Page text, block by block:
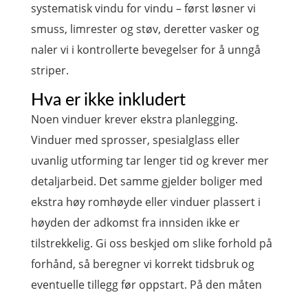
systematisk vindu for vindu – først løsner vi
smuss, limrester og støv, deretter vasker og
naler vi i kontrollerte bevegelser for å unngå
striper.
Hva er ikke inkludert
Noen vinduer krever ekstra planlegging.
Vinduer med sprosser, spesialglass eller
uvanlig utforming tar lenger tid og krever mer
detaljarbeid. Det samme gjelder boliger med
ekstra høy romhøyde eller vinduer plassert i
høyden der adkomst fra innsiden ikke er
tilstrekkelig. Gi oss beskjed om slike forhold på
forhånd, så beregner vi korrekt tidsbruk og
eventuelle tillegg før oppstart. På den måten